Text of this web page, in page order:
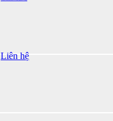
Liên hệ